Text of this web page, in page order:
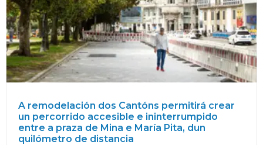
A remodelación dos Cantóns permitirá crear
un percorrido accesible e ininterrumpido
entre a praza de Mina e María Pita, dun
quilómetro de distancia